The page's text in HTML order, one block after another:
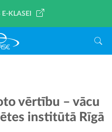
E-KLASEI
vērtību – vācu
institūtā Rīgā